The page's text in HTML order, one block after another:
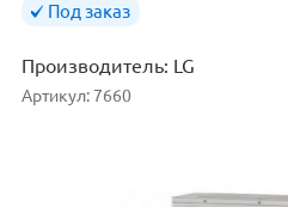
Под заказ
Производитель: LG
Артикул: 7660